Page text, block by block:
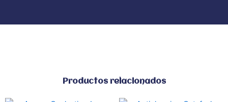
Productos relacionados